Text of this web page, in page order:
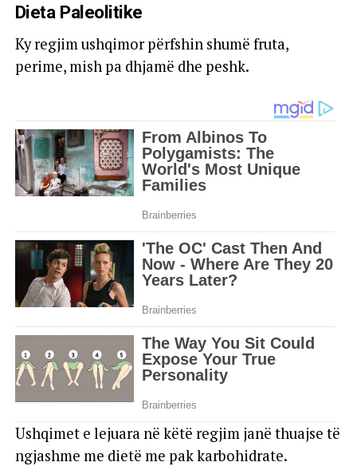
Dieta Paleolitike
Ky regjim ushqimor përfshin shumë fruta,
perime, mish pa dhjamë dhe peshk.
Ushqimet e lejuara në këtë regjim janë thuajse të
ngjashme me dietë me pak karbohidrate.